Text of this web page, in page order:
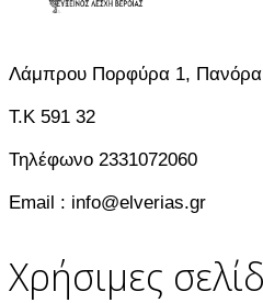
Λάμπρου Πορφύρα 1,
T.K 591 32
Τηλέφωνο 2331072060
Email : info@elverias.gr
Χρήσιμες